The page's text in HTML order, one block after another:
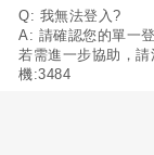
Q: 我無法登入?
A: 請確認您的單一
若需進一步協助，
機:3484